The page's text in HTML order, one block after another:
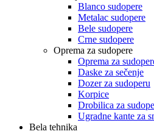
Blanco sudopere
Metalac sudopere
Bele sudopere
Crne sudopere
Oprema za sudopere
Oprema za
Daske za sečenje
Dozer za sudoperu
Korpice
Drobilica za
Ugradne kante za
Bela tehnika